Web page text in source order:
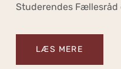
Studerendes Fællesråd
LÆS MERE